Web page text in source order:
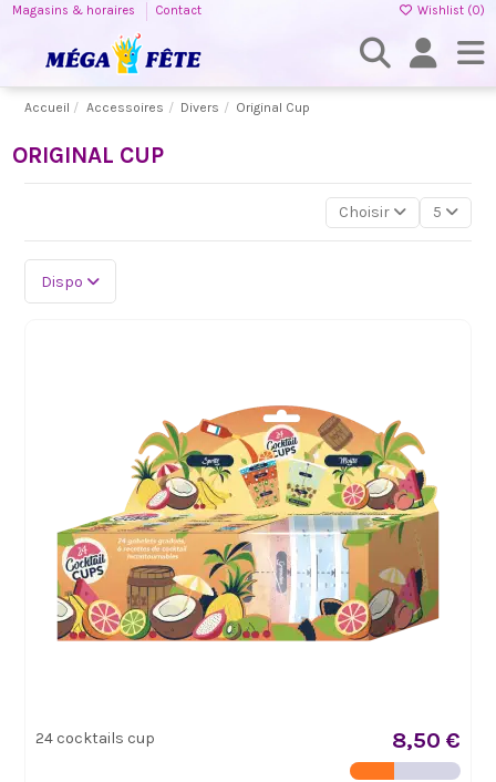
Magasins & horaires Contact Wishlist (0)
Accueil Accessoires Divers Original Cup
ORIGINAL CUP
Choisir 5
Dispo
24 cocktails cup 8,50 €